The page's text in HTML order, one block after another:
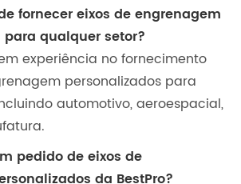
fornecer eixos de engrenagem
qualquer setor?
experiência no fornecimento
personalizados para
automotivo, aeroespacial,
pedido de eixos de
da BestPro?